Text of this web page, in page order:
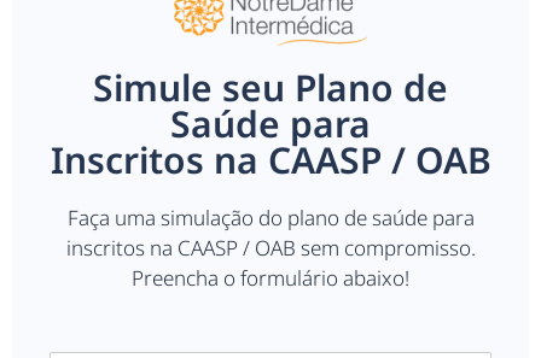
Simule seu Plano de
Saúde para
Inscritos na CAASP / OAB
Faça uma simulação do plano de saúde para
inscritos na CAASP / OAB sem compromisso.
Preencha o formulário abaixo!